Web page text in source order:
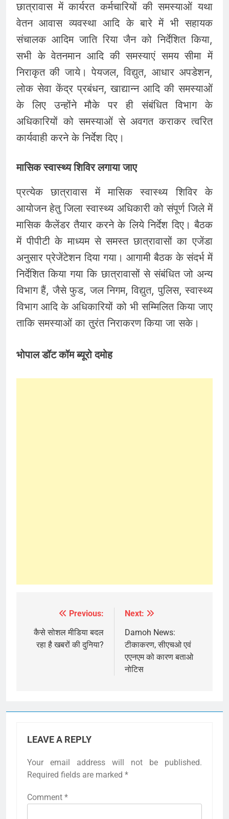
छात्रावास में कार्यरत कर्मचारियों की समस्याओं यथा
वेतन आवास व्यवस्था आदि के बारे में भी सहायक
संचालक आदिम जाति रिया जैन को निर्देशित किया,
सभी के वेतनमान आदि की समस्याएं समय सीमा में
निराकृत की जाये। पेयजल, विद्युत, आधार अपडेशन,
लोक सेवा केंद्र प्रबंधन, खाद्यान्न आदि की समस्याओं
के लिए उन्होंने मौके पर ही संबंधित विभाग के
अधिकारियों को समस्याओं से अवगत कराकर त्वरित
कार्यवाही करने के निर्देश दिए।
मासिक स्वास्थ्य शिविर लगाया जाए
प्रत्येक छात्रावास में मासिक स्वास्थ्य शिविर के
आयोजन हेतु जिला स्वास्थ्य अधिकारी को संपूर्ण जिले में
मासिक कैलेंडर तैयार करने के लिये निर्देश दिए। बैठक
में पीपीटी के माध्यम से समस्त छात्रावासों का एजेंडा
अनुसार प्रेजेंटेशन दिया गया। आगामी बैठक के संदर्भ में
निर्देशित किया गया कि छात्रावासों से संबंधित जो अन्य
विभाग हैं, जैसे फुड, जल निगम, विद्युत, पुलिस, स्वास्थ्य
विभाग आदि के अधिकारियों को भी सम्मिलित किया जाए
ताकि समस्याओं का तुरंत निराकरण किया जा सके।
भोपाल डॉट कॉम ब्यूरो दमोह
navigation
Previous:
कैसे सोशल मीडिया बदल
रहा है खबरों की दुनिया?
Next:
Damoh News:
टीकाकरण, सीएचओ एवं
एएनएम को कारण बताओ
नोटिस
LEAVE A REPLY
Your email address will not be published.
Required fields are marked *
Comment *